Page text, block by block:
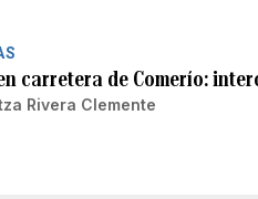
carretera de Comerío:
Rivera Clemente